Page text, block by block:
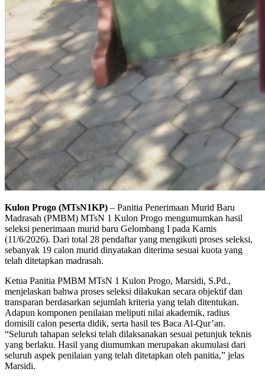
Kulon Progo (MTsN1KP) – Panitia Penerimaan Murid Baru
Madrasah (PMBM) MTsN 1 Kulon Progo mengumumkan hasil
seleksi penerimaan murid baru Gelombang I pada Kamis
(11/6/2026). Dari total 28 pendaftar yang mengikuti proses seleksi,
sebanyak 19 calon murid dinyatakan diterima sesuai kuota yang
telah ditetapkan madrasah.
Ketua Panitia PMBM MTsN 1 Kulon Progo, Marsidi, S.Pd.,
menjelaskan bahwa proses seleksi dilakukan secara objektif dan
transparan berdasarkan sejumlah kriteria yang telah ditentukan.
Adapun komponen penilaian meliputi nilai akademik, radius
domisili calon peserta didik, serta hasil tes Baca Al-Qur’an.
“Seluruh tahapan seleksi telah dilaksanakan sesuai petunjuk teknis
yang berlaku. Hasil yang diumumkan merupakan akumulasi dari
seluruh aspek penilaian yang telah ditetapkan oleh panitia,” jelas
Marsidi.